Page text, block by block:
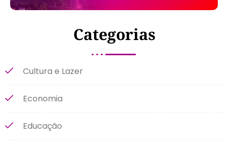
Categorias
Cultura e Lazer
Economia
Educação